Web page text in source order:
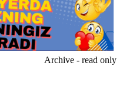
Archive - read only